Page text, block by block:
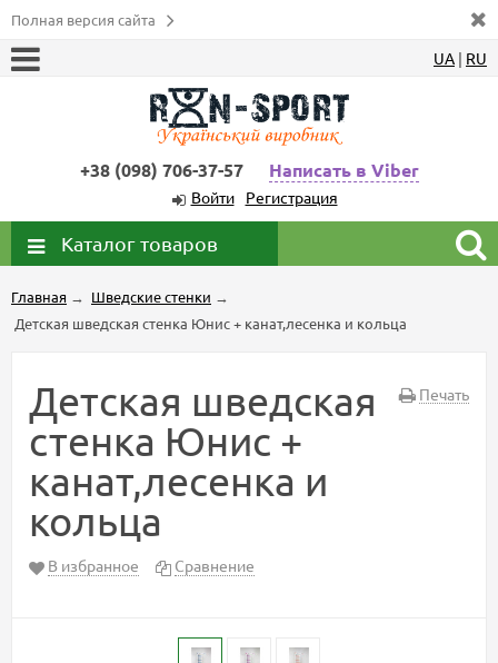
Полная версия сайта
UA | RU
+38 (098) 706-37-57 Написать в Viber
Войти Регистрация
Каталог товаров
Главная → Шведские стенки →
Детская шведская стенка Юнис + канат,лесенка и кольца
Печать
Детская шведская
стенка Юнис +
канат,лесенка и
кольца
В избранное Сравнение